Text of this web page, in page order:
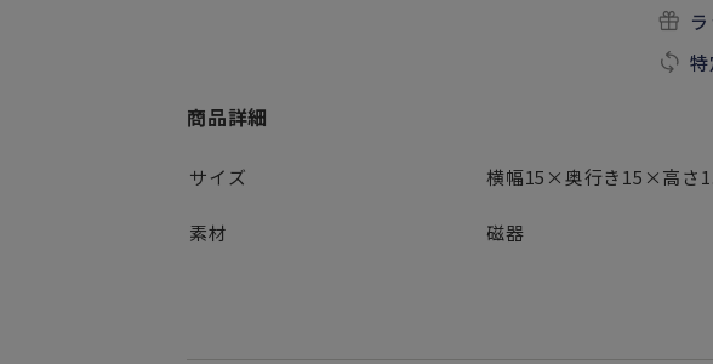
商品詳細
サイズ 横幅15×奥行き15×高さ
素材 磁器